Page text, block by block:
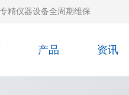
精仪器设备全周期维保
产品 资讯